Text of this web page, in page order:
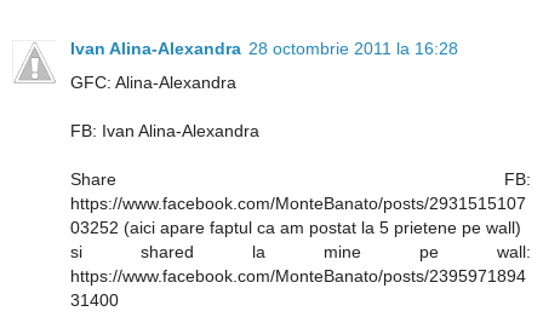
Ivan Alina-Alexandra 28 octombrie 2011 la 16:28
GFC: Alina-Alexandra
FB: Ivan Alina-Alexandra
Share FB:
https://www.facebook.com/MonteBanato/posts/2931515107
03252 (aici apare faptul ca am postat la 5 prietene pe wall)
si shared la mine pe wall:
https://www.facebook.com/MonteBanato/posts/2395971894
31400